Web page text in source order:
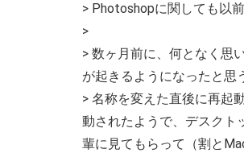
> Photoshopに関しても以
>
> 数ヶ月前に、何となく思
が起きるようになったと思
> 名称を変えた直後に再起
動されたようで、デスクト
輩に見てもらって（割と